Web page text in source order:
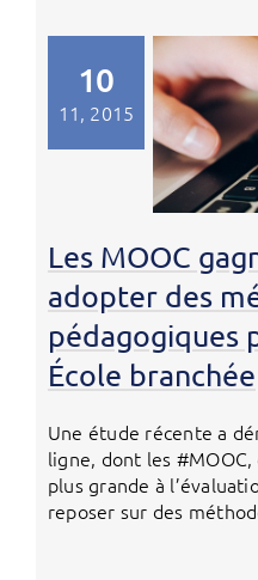
10
11, 2015
Les MOOC
adopter des
pédagogiques
École branchée
Une étude récente a
ligne, dont les
plus grande à
reposer sur des